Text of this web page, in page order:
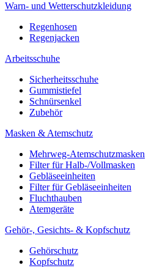
Warn- und Wetterschutzkleidung
Regenhosen
Regenjacken
Arbeitsschuhe
Sicherheitsschuhe
Gummistiefel
Schnürsenkel
Zubehör
Masken & Atemschutz
Mehrweg-Atemschutzmasken
Filter für Halb-/Vollmasken
Gebläseeinheiten
Filter für Gebläseeinheiten
Fluchthauben
Atemgeräte
Gehör-, Gesichts- & Kopfschutz
Gehörschutz
Kopfschutz